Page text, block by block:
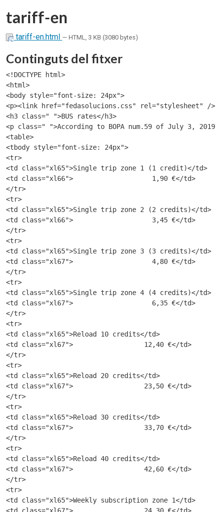
tariff-en
tariff-en.html — HTML, 3 KB (3080 bytes)
Continguts del fitxer
<!DOCTYPE html>
<html>
<body style="font-size: 24px">
<p><link href="fedasolucions.css" rel="stylesheet" />
<h3 class=" ">BUS rates</h3>
<p class=" ">According to BOPA num.59 of July 3,
<table>
<tbody style="font-size: 24px">
<tr>
<td class="xl65">Single trip zone 1 (1 credit)</td>
<td class="xl66">                    1,90 €</td>
</tr>
<tr>
<td class="xl65">Single trip zone 2 (2 credits)</td>
<td class="xl66">                    3,45 €</td>
</tr>
<tr>
<td class="xl65">Single trip zone 3 (3 credits)</td>
<td class="xl67">                    4,80 €</td>
</tr>
<tr>
<td class="xl65">Single trip zone 4 (4 credits)</td>
<td class="xl67">                    6,35 €</td>
</tr>
<tr>
<td class="xl65">Reload 10 credits</td>
<td class="xl67">                  12,40 €</td>
</tr>
<tr>
<td class="xl65">Reload 20 credits</td>
<td class="xl67">                  23,50 €</td>
</tr>
<tr>
<td class="xl65">Reload 30 credits</td>
<td class="xl67">                  33,70 €</td>
</tr>
<tr>
<td class="xl65">Reload 40 credits</td>
<td class="xl67">                  42,60 €</td>
</tr>
<tr>
<td class="xl65">Weekly subscription zone 1</td>